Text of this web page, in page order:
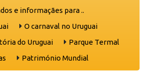
e informaçães para ..
O carnaval no Uruguai
do Uruguai
Parque Termal
Património Mundial